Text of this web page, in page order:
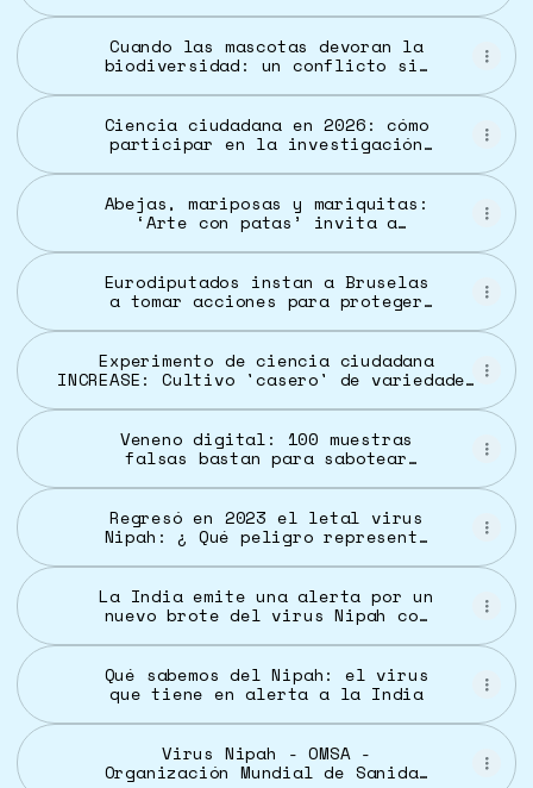
Cuando las mascotas devoran la
biodiversidad: un conflicto sin
Ciencia ciudadana en 2026: cómo
participar en la investigación
Abejas, mariposas y mariquitas:
‘Arte con patas’ invita a
huerto del MIC – Quito Informa
Eurodiputados instan a Bruselas
a tomar acciones para proteger
la propagación de especies
invasoras
Experimento de ciencia ciudadana
INCREASE: Cultivo 'casero' de variedades
de Madrid
Veneno digital: 100 muestras
falsas bastan para sabotear
Regresó en 2023 el letal virus
Nipah: ¿ Qué peligro representó
La India emite una alerta por un
nuevo brote del virus Nipah con
Qué sabemos del Nipah: el virus
que tiene en alerta a la India
Virus Nipah - OMSA -
Organización Mundial de Sanidad